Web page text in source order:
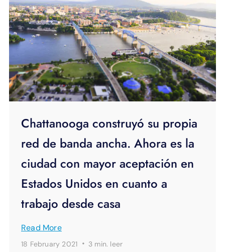
Chattanooga construyó su propia
red de banda ancha. Ahora es la
ciudad con mayor aceptación en
Estados Unidos en cuanto a
trabajo desde casa
Read More
18 February 2021 · 3 min. leer